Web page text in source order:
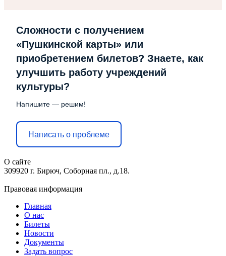
Сложности с получением
«Пушкинской карты» или
приобретением билетов? Знаете, как
улучшить работу учреждений
культуры?
Напишите — решим!
Написать о проблеме
О сайте
309920 г. Бирюч, Соборная пл., д.18.
Правовая информация
Главная
О нас
Билеты
Новости
Документы
Задать вопрос